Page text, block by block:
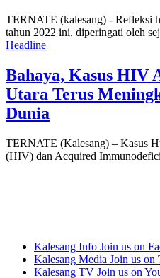
TERNATE (kalesang) - Refleksi
tahun 2022 ini, diperingati oleh
Headline
Bahaya, Kasus HIV
Utara Terus
Dunia
TERNATE (Kalesang) – Kasus
(HIV) dan Acquired
Kalesang Info Join us on
Kalesang Media Join us on
Kalesang TV Join us on